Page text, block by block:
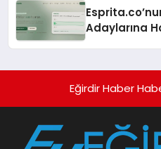
Adaylarına
Eğirdir Haber